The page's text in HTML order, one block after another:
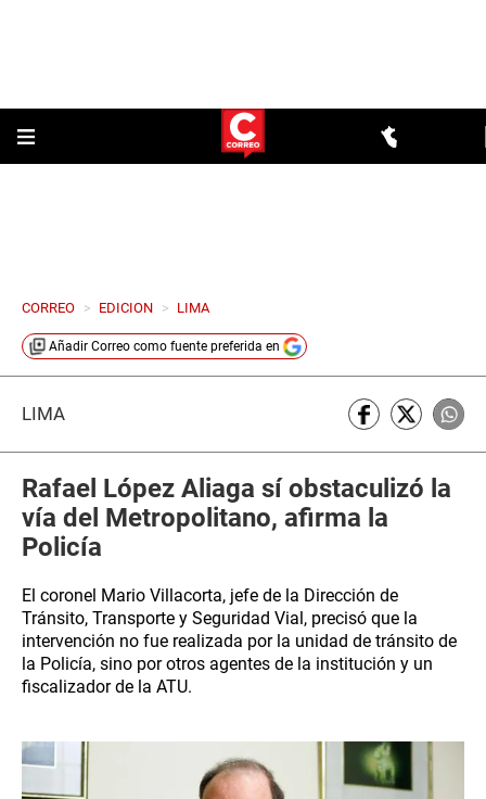
CORREO > EDICION > LIMA
Añadir Correo como fuente preferida en
LIMA
Rafael López Aliaga sí obstaculizó la
vía del Metropolitano, afirma la
Policía
El coronel Mario Villacorta, jefe de la Dirección de
Tránsito, Transporte y Seguridad Vial, precisó que la
intervención no fue realizada por la unidad de tránsito de
la Policía, sino por otros agentes de la institución y un
fiscalizador de la ATU.